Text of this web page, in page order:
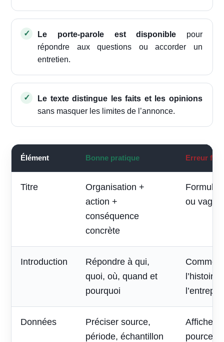
Le porte-parole est disponible pour
répondre aux questions ou accorder un
entretien.
Le texte distingue les faits et les opinions
sans masquer les limites de l’annonce.
Élément Bonne pratique Erreur
Titre
Organisation +
action +
conséquence
concrète
Formule
ou vague
Introduction
Répondre à qui,
quoi, où, quand et
pourquoi
Données
Préciser source,
période, échantillon
Afficher